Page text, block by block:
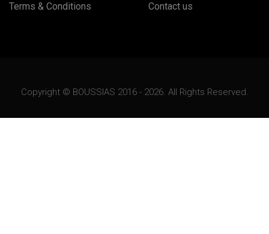
Terms & Conditions Contact us
Copyright © BOUSSIAS 2016 - 2026. All Rights Reserved.